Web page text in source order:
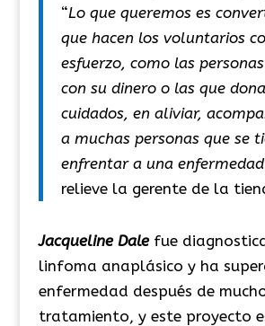
“Lo que queremos es
que hacen los voluntarios
esfuerzo, como las
con su dinero o las que
cuidados, en aliviar,
a muchas personas que se
enfrentar a una enfermedad
relieve la gerente de la
Jacqueline Dale fue
linfoma anaplásico y ha
enfermedad después de
tratamiento, y este proyecto